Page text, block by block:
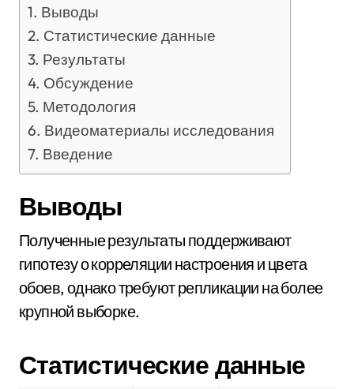
Выводы
Статистические данные
Результаты
Обсуждение
Методология
Видеоматериалы исследования
Введение
Выводы
Полученные результаты поддерживают
гипотезу о корреляции настроения и цвета
обоев, однако требуют репликации на более
крупной выборке.
Статистические данные